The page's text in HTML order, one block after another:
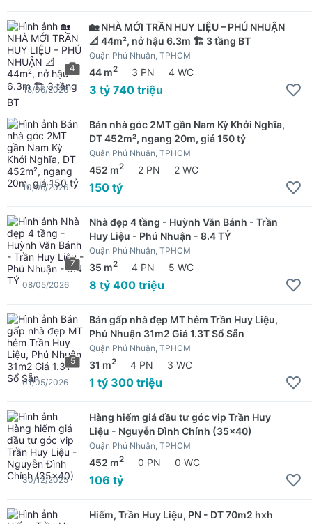
4
🏡 NHÀ MỚI TRẦN HUY LIỆU – PHÚ NHUẬN
📐 44m², nở hậu 6.3m 🏗 3 tầng BT
Quận Phú Nhuận, TPHCM
44 m2 3 PN 4 WC
3 tỷ 740 triệu
18/06/2026
Bán nhà góc 2MT gần Nam Kỳ Khởi Nghĩa,
DT 452m², ngang 20m, giá 150 tỷ
Quận Phú Nhuận, TPHCM
452 m2 2 PN 2 WC
150 tỷ
10/06/2026
7
Nhà đẹp 4 tầng - Huỳnh Văn Bánh - Trần
Huy Liệu - Phú Nhuận - 8.4 TỶ
Quận Phú Nhuận, TPHCM
35 m2 4 PN 5 WC
8 tỷ 400 triệu
08/05/2026
5
Bán gấp nhà đẹp MT hẻm Trần Huy Liệu,
Phú Nhuận 31m2 Giá 1.3T Sổ Sẵn
Quận Phú Nhuận, TPHCM
31 m2 4 PN 3 WC
1 tỷ 300 triệu
01/05/2026
Hàng hiếm giá đầu tư góc vip Trần Huy
Liệu - Nguyễn Đình Chính (35x40)
Quận Phú Nhuận, TPHCM
452 m2 0 PN 0 WC
106 tỷ
30/12/2025
Hiếm, Trần Huy Liệu, PN - DT 70m2 hxh